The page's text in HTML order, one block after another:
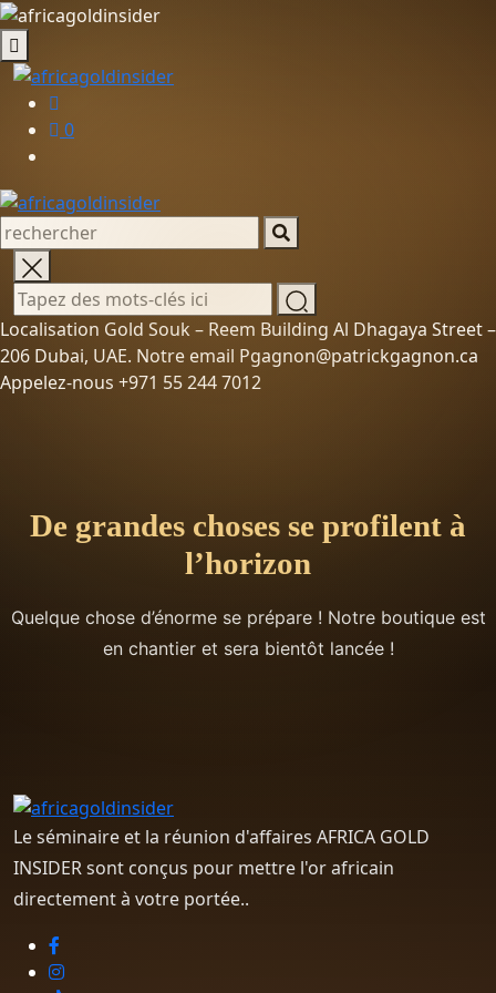
0
Localisation Gold Souk – Reem Building Al Dhagaya Street –
206 Dubai, UAE. Notre email Pgagnon@patrickgagnon.ca
Appelez-nous +971 55 244 7012
De grandes choses se profilent à
l’horizon
Quelque chose d’énorme se prépare ! Notre boutique est
en chantier et sera bientôt lancée !
Le séminaire et la réunion d'affaires AFRICA GOLD
INSIDER sont conçus pour mettre l'or africain
directement à votre portée..